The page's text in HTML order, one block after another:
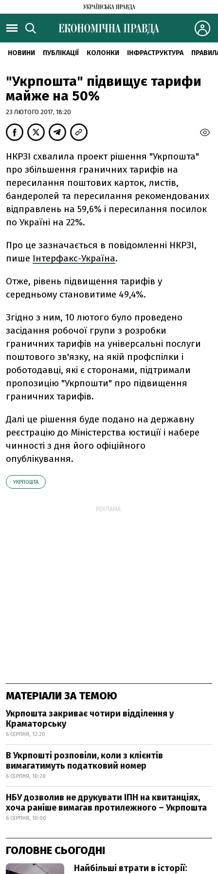
НОВИНИ ПУБЛІКАЦІЇ КОЛОНКИ ІНФРАСТРУКТУРА
"Укрпошта" підвищує тарифи
майже на 50%
23 ЛЮТОГО 2017, 18:20
НКРЗІ схвалила проект рішення "Укрпошта"
про збільшення граничних тарифів на
пересилання поштових карток, листів,
бандеролей та пересилання рекомендованих
відправлень на 59,6% і пересилання посилок
по Україні на 22%.
Про це зазначається в повідомленні НКРЗІ,
пише Інтерфакс-Україна.
Отже, рівень підвищення тарифів у
середньому становитиме 49,4%.
Згідно з ним, 10 лютого було проведено
засідання робочої групи з розробки
граничних тарифів на універсальні послуги
поштового зв'язку, на якій профспілки і
роботодавці, які є сторонами, підтримали
пропозицію "Укрпошти" про підвищення
граничних тарифів.
Далі це рішення буде подано на державну
реєстрацію до Міністерства юстиції і набере
чинності з дня його офіційного
опублікування.
УКРПОШТА
РЕКЛАМА:
МАТЕРІАЛИ ЗА ТЕМОЮ
Укрпошта закриває чотири відділення у
Краматорську
6 СЕРПНЯ, 12:20
В Укрпошті розповіли, коли з клієнтів
вимагатимуть податковий номер
6 СЕРПНЯ, 10:20
НБУ дозволив не друкувати ІПН на квитанціях,
хоча раніше вимагав протилежного – Укрпошта
6 СЕРПНЯ, 10:00
ГОЛОВНЕ СЬОГОДНІ
Найбільші втрати в історії: